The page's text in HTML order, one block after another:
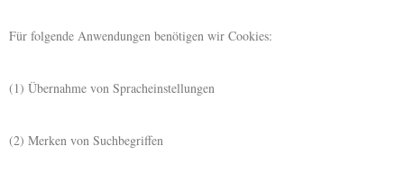
Für folgende Anwendungen benötigen wir Cookies:
(1) Übernahme von Spracheinstellungen
(2) Merken von Suchbegriffen